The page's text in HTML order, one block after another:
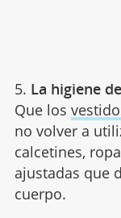
5. La higiene
Que los
no volver a
calcetines,
ajustadas que
cuerpo.